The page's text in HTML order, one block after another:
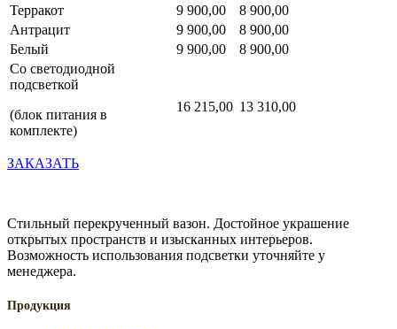
Терракот
9 900,00
8 900,00
Антрацит
9 900,00
8 900,00
Белый
9 900,00
8 900,00
Со светодиодной
подсветкой
(блок питания в
комплекте)
16 215,00 13 310,00
ЗАКАЗАТЬ
Стильный перекрученный вазон. Достойное украшение
открытых пространств и изысканных интерьеров.
Возможность использования подсветки уточняйте у
менеджера.
Продукция